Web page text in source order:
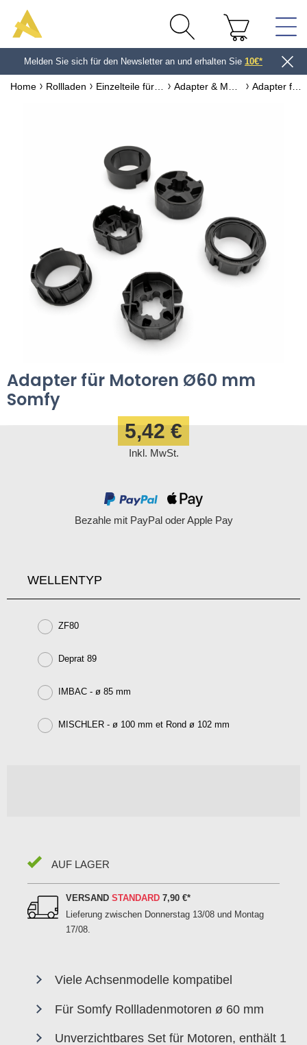
Melden Sie sich für den Newsletter an und erhalten Sie 10€*
30-Tage-Rückgaberecht für Standardmodelle
Home Rollladen
Adapter für Motoren Ø60 mm
Somfy
5,42 €
Inkl. MwSt.
Bezahle mit PayPal oder Apple Pay
WELLENTYP
ZF80
Deprat 89
IMBAC - ø 85 mm
MISCHLER - ø 100 mm et Rond ø 102 mm
AUF LAGER
VERSANDSTANDARD 7,90 €*
Lieferung zwischen Donnerstag 13/08 und Montag
17/08.
Viele Achsenmodelle kompatibel
Für Somfy Rollladenmotoren ø 60 mm
Unverzichtbares Set für Motoren, enthält 1